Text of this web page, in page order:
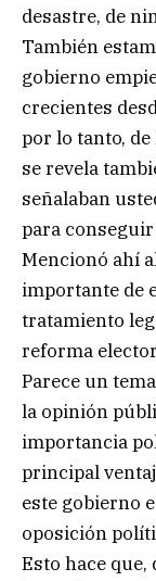
desastre, de
También
gobierno
crecientes
por lo tanto,
se revela
señalaban
para
Mencionó ahí
importante de
tratamiento
reforma
Parece un
la opinión
importancia
principal
este gobierno
oposición
Esto hace